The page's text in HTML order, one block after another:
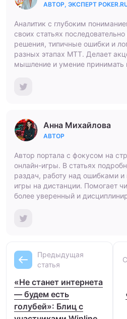
АВТОР, ЭКСПЕРТ
Аналитик с глубоким
своих статьях
решения, типичные ошибки и
разных этапах МТТ. Делает
мышление и умение принимать
Анна Михайлова
АВТОР
Автор портала с фокусом на
онлайн-игры. В статьях
раздач, работу над ошибками
игры на дистанции. Помогает
более уверенный и
Предыдущая
статья
«Не станет интернета
— будем есть
голубей»: Блиц с